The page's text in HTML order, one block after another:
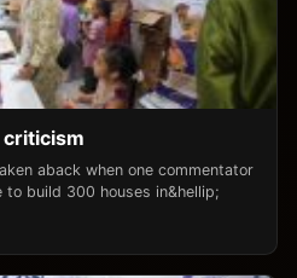
aback when one commentator
build 300 houses in&hellip;